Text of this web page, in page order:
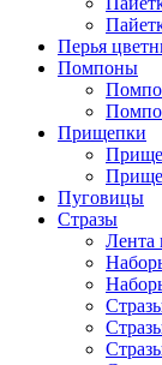
Перья
Помпоны
Прищепки
Пуговицы
Стразы
Лента